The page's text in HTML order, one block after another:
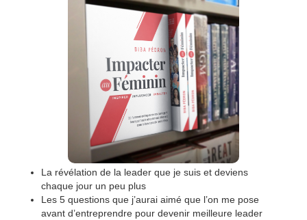
La révélation de la leader que je suis et deviens
chaque jour un peu plus
Les 5 questions que j’aurai aimé que l’on me pose
avant d’entreprendre pour devenir meilleure leader